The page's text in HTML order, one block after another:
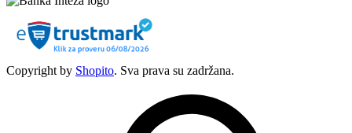
Copyright by Shopito. Sva prava su zadržana.